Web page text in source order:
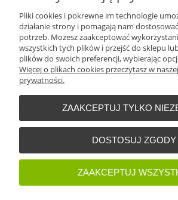
+48 509 457 733
E-mail:plantago@plantago.pl
Pomoc
Płatności i
Informacje
O nas
Pliki cookies i pokrewne im technologie
działanie strony i pomagają nam
potrzeb. Możesz zaakceptować
wszystkich tych plików i przejść do sklepu
plików do swoich preferencji, wybierając
Więcej o plikach cookies przeczytasz w
prywatności.
ZAAKCEPTUJ TYLKO
DOSTOSUJ ZGODY
ZAAKCEPTUJ